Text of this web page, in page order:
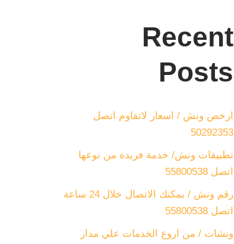
Recent
Posts
ارخص ونش / اسعار لاتقاوم اتصل
50292353
تطبيقات ونش/ خدمة فريدة من نوعها
اتصل 55800538
رقم ونش / يمكنك الاتصال خلال 24 ساعة
اتصل 55800538
ونشات / من اروع الخدمات علي مدار